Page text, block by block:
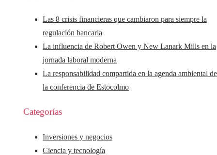
Las 8 crisis financieras que cambiaron para siempre la
regulación bancaria
La influencia de Robert Owen y New Lanark Mills en la
jornada laboral moderna
La responsabilidad compartida en la agenda ambiental
la conferencia de Estocolmo
Categorías
Inversiones y negocios
Ciencia y tecnología